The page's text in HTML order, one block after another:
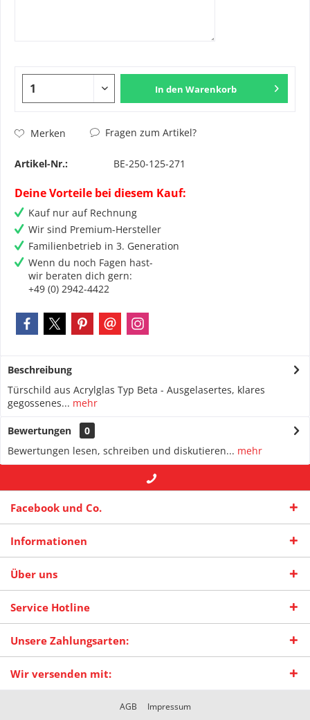
In den Warenkorb
Merken Fragen zum Artikel?
Artikel-Nr.: BE-250-125-271
Deine Vorteile bei diesem Kauf:
Kauf nur auf Rechnung
Wir sind Premium-Hersteller
Familienbetrieb in 3. Generation
Wenn du noch Fagen hast-
wir beraten dich gern:
+49 (0) 2942-4422
Beschreibung
Türschild aus Acrylglas Typ Beta - Ausgelasertes, klares
gegossenes... mehr
Bewertungen
0
Bewertungen lesen, schreiben und diskutieren... mehr
Facebook und Co.
Informationen
Über uns
Service Hotline
Unsere Zahlungsarten:
Wir versenden mit:
AGB Impressum